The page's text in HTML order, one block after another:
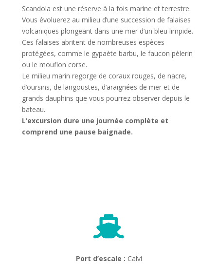
Scandola est une réserve à la fois marine et terrestre.
Vous évoluerez au milieu d’une succession de falaises
volcaniques plongeant dans une mer d’un bleu limpide.
Ces falaises abritent de nombreuses espèces
protégées, comme le gypaète barbu, le faucon pèlerin
ou le mouflon corse.
Le milieu marin regorge de coraux rouges, de nacre,
d’oursins, de langoustes, d’araignées de mer et de
grands dauphins que vous pourrez observer depuis le
bateau.
L’excursion dure une journée complète et
comprend une pause baignade.

Port d’escale : Calvi